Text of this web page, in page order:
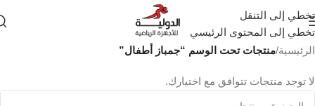
تخطي إلى التنقل
تخطي إلى المحتوى الرئيسي
الرئيسية/منتجات تحت الوسم “جمباز أطفال”
لا توجد منتجات تتوافق مع اختيارك.